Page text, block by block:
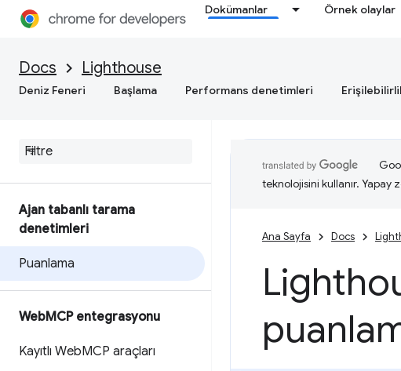
Dokümanlar Örnek olaylar
Docs Lighthouse
Deniz Feneri Başlama Performans denetimleri
Ajan tabanlı tarama
denetimleri
Puanlama
WebMCP entegrasyonu
Kayıtlı WebMCP araçları
teknolojisini kullanır. Yapay
Ana Sayfa Docs